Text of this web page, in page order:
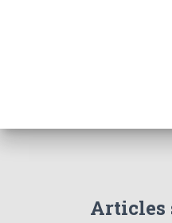
Articles